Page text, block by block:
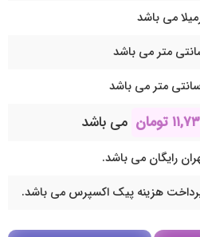
می باشد
تومان می باشد
رایگان می باشد.
هزینه پیک اکسپرس می باشد.